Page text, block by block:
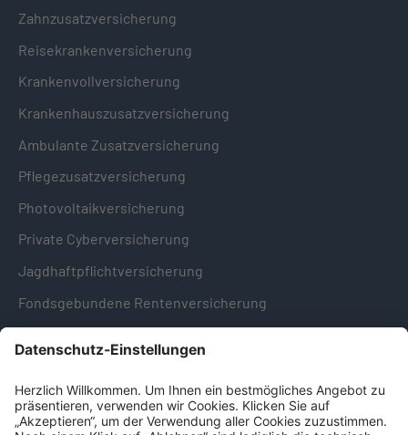
Zahnzusatzversicherung
Reisekrankenversicherung
Krankenvollversicherung
Krankenhauszusatzversicherung
Ambulante Zusatzversicherung
Pflegezusatzversicherung
Photovoltaikversicherung
Private Cyberversicherung
Jagdhaftpflichtversicherung
Fondsgebundene Rentenversicherung
Hinweise & Informationen
Impressum